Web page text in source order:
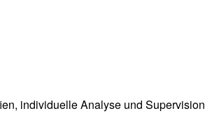
individuelle Analyse und Supervision